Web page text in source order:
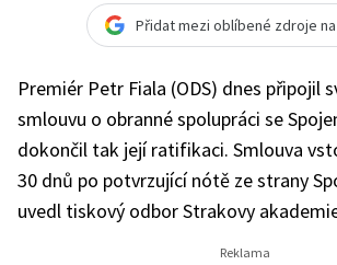
Přidat mezi oblíbené zdroje
Premiér Petr Fiala (ODS) dnes připojil
smlouvu o obranné spolupráci se
dokončil tak její ratifikaci. Smlouva
30 dnů po potvrzující nótě ze strany
uvedl tiskový odbor Strakovy